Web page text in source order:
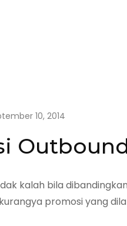
10, 2014
kalah bila
promosi yang